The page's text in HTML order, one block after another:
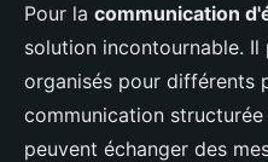
Pour la communication
solution incontournable. Il
organisés pour différents
communication
peuvent échanger des